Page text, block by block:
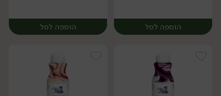
הוספה לסל הוספה לסל